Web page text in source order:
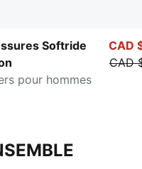
Softride
pour hommes
CAD
CAD